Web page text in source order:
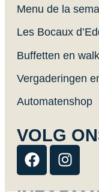
Menu de la
Les Bocaux
Buffetten en
Vergaderingen
Automatenshop
VOLG